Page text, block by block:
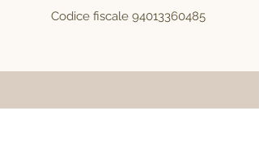
Codice fiscale 94013360485